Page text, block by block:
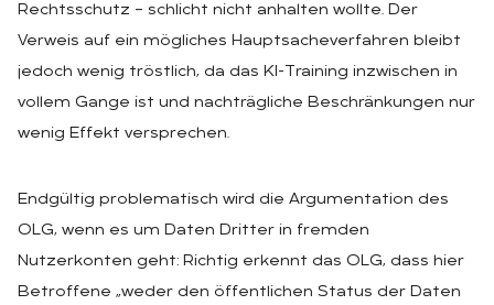
Rechtsschutz – schlicht nicht anhalten wollte. Der
Verweis auf ein mögliches Hauptsacheverfahren bleibt
jedoch wenig tröstlich, da das KI-Training inzwischen in
vollem Gange ist und nachträgliche Beschränkungen nur
wenig Effekt versprechen.
Endgültig problematisch wird die Argumentation des
OLG, wenn es um Daten Dritter in fremden
Nutzerkonten geht: Richtig erkennt das OLG, dass hier
Betroffene „weder den öffentlichen Status der Daten